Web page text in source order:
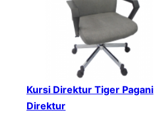
Kursi Direktur Tiger Pagani
Direktur